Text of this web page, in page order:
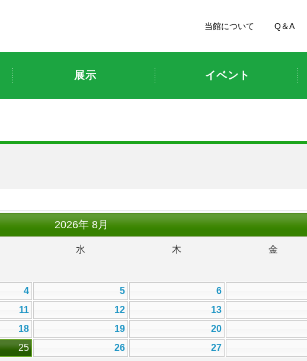
当館について
Q＆A
展示 イベント
2026年8月
水 木 金
4 5 6
11 12 13
18 19 20
25 26 27